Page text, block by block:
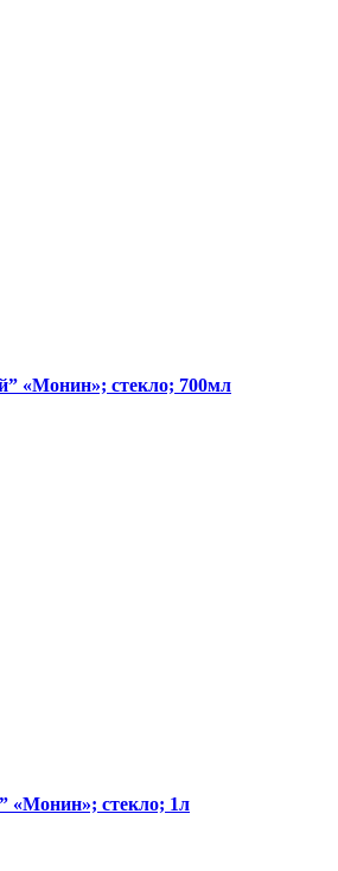
«Монин»; стекло; 700мл
«Монин»; стекло; 1л